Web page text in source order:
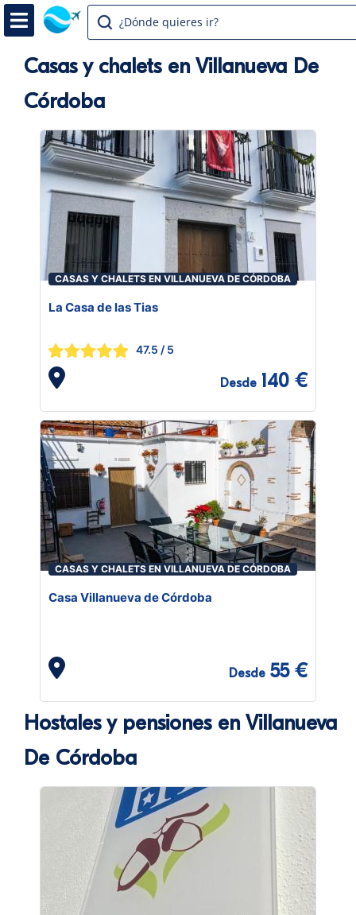
¿Dónde quieres ir?
Casas y chalets en Villanueva De
Córdoba
CASAS Y CHALETS EN VILLANUEVA DE CÓRDOBA
La Casa de las Tias
47.5 / 5
Desde 140 €
CASAS Y CHALETS EN VILLANUEVA DE CÓRDOBA
Casa Villanueva de Córdoba
Desde 55 €
Hostales y pensiones en Villanueva
De Córdoba